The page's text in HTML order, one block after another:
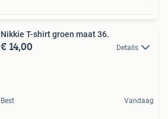
Nikkie T-shirt groen maat 36.
€ 14,00 Details
Best Vandaag